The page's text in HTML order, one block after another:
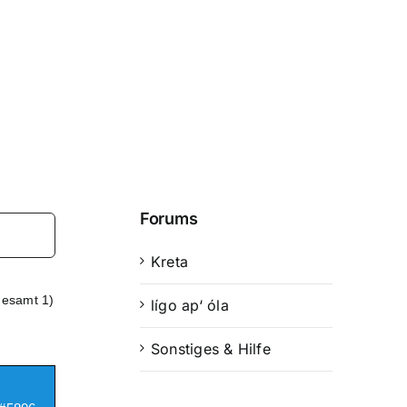
1)
Forums
Kreta
lígo ap‘ óla
Sonstiges & Hilfe